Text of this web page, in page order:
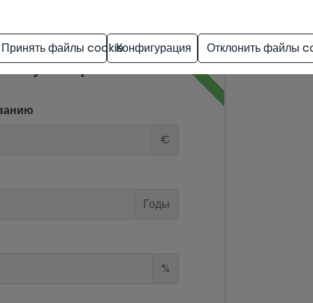
€
Годы
%
Принять файлы cookieКонфигурация Отклонить файлы